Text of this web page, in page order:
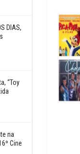
DIAS,
“Toy
na
Cine